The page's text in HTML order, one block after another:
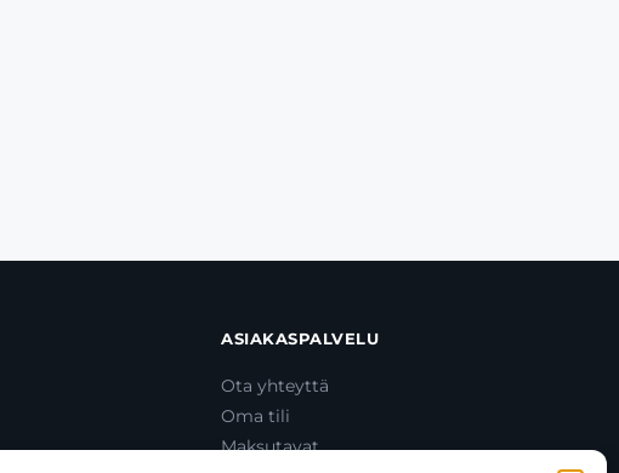
ASIAKASPALVELU
Ota yhteyttä
Oma tili
Maksutavat